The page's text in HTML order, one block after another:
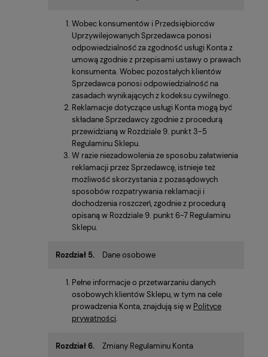
Wobec konsumentów i Przedsiębiorców
Uprzywilejowanych Sprzedawca ponosi
odpowiedzialność za zgodność usługi Konta z
umową zgodnie z przepisami ustawy o prawach
konsumenta. Wobec pozostałych klientów
Sprzedawca ponosi odpowiedzialność na
zasadach wynikających z kodeksu cywilnego.
Reklamacje dotyczące usługi Konta mogą być
składane Sprzedawcy zgodnie z procedurą
przewidzianą w Rozdziale 9. punkt 3-5
Regulaminu Sklepu.
W razie niezadowolenia ze sposobu załatwienia
reklamacji przez Sprzedawcę, istnieje też
możliwość skorzystania z pozasądowych
sposobów rozpatrywania reklamacji i
dochodzenia roszczeń, zgodnie z procedurą
opisaną w Rozdziale 9. punkt 6-7 Regulaminu
Sklepu.
Rozdział 5. Dane osobowe
Pełne informacje o przetwarzaniu danych
osobowych klientów Sklepu, w tym na cele
prowadzenia Konta, znajdują się w Polityce
prywatności.
Rozdział 6. Zmiany Regulaminu Konta